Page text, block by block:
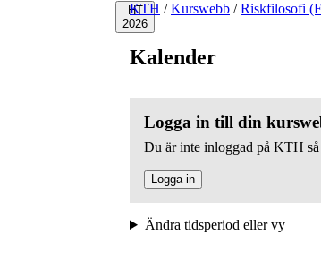
HT
2026
KTH / Kurswebb / Riskfilosofi
Kalender
Logga in till din
Du är inte inloggad på KTH så
Logga in
Ändra tidsperiod eller vy